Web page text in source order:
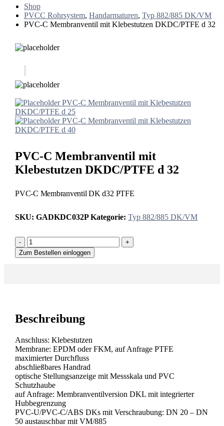
Shop
PVCC Rohrsystem, Handarmaturen, Typ 882/885 DK/VM
PVC-C Membranventil mit Klebestutzen DKDC/PTFE d 32
PVC-C Membranventil mit Klebestutzen
DKDC/PTFE d 25
PVC-C Membranventil mit Klebestutzen
DKDC/PTFE d 40
PVC-C Membranventil mit
Klebestutzen DKDC/PTFE d 32
PVC-C Membranventil DK d32 PTFE
SKU: GADKDC032P Kategorie: Typ 882/885 DK/VM
-
+
Zum Bestellen einloggen
Beschreibung
Anschluss: Klebestutzen
Membrane: EPDM oder FKM, auf Anfrage PTFE
maximierter Durchfluss
abschließbares Handrad
optische Stellungsanzeige mit Messskala und PVC
Schutzhaube
auf Anfrage: Membranventilversion DKL mit integrierter
Hubbegrenzung
PVC-U/PVC-C/ABS DKs mit Verschraubung: DN 20 – DN
50 austauschbar mit VM/885